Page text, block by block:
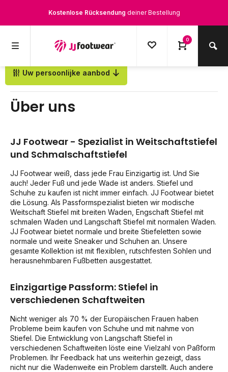
Kostenlose Rücksendung deiner Bestellung
0
Uw persoonlijke aanbod
Über uns
JJ Footwear - Spezialist in Weitschaftstiefel
und Schmalschaftstiefel
JJ Footwear weiß, dass jede Frau Einzigartig ist. Und Sie
auch! Jeder Fuß und jede Wade ist anders. Stiefel und
Schuhe zu kaufen ist nicht immer einfach. JJ Footwear bietet
die Lösung. Als Passformspezialist bieten wir modische
Weitschaft Stiefel mit breiten Waden, Engschaft Stiefel mit
schmalen Waden und Langschaft Stiefel mit normalen Waden.
JJ Footwear bietet normale und breite Stiefeletten sowie
normale und weite Sneaker und Schuhen an. Unsere
gesamte Kollektion ist mit flexiblen, rutschfesten Sohlen und
herausnehmbaren Fußbetten ausgestattet.
Einzigartige Passform: Stiefel in
verschiedenen Schaftweiten
Nicht weniger als 70 % der Europäischen Frauen haben
Probleme beim kaufen von Schuhe und mit nahme von
Stiefel. Die Entwicklung von Langschaft Stiefel in
verschiedenen Schaftweiten löste eine Vielzahl von Paßform
Problemen. Ihr Feedback hat uns weiterhin gezeigt, dass
nicht nur die Wadenweite ein Problem darstellt. Auch andere